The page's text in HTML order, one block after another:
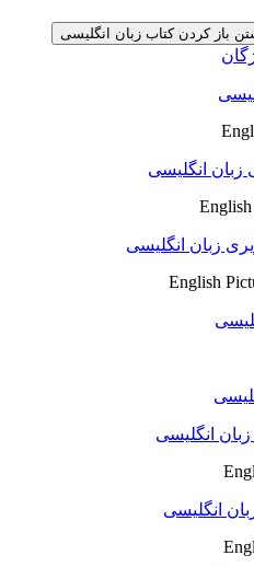
باز کردن کتاب زبان انگلیسی
انگلیسی
زبان انگلیسی
English
انگلیسی
انگلیسی